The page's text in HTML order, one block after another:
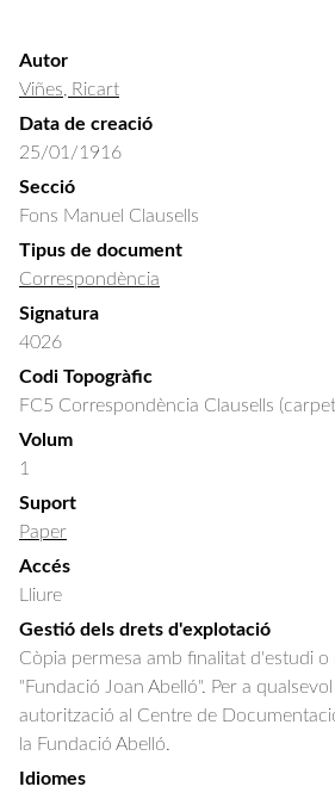
Autor
Viñes, Ricart
Data de creació
25/01/1916
Secció
Fons Manuel Clausells
Tipus de document
Correspondència
Signatura
4026
Codi Topogràfic
FC5 Correspondència Clausells
Volum
1
Suport
Paper
Accés
Lliure
Gestió dels drets d'explotació
Còpia permesa amb finalitat d'estudi
"Fundació Joan Abelló". Per a
autorització al Centre de
la Fundació Abelló.
Idiomes